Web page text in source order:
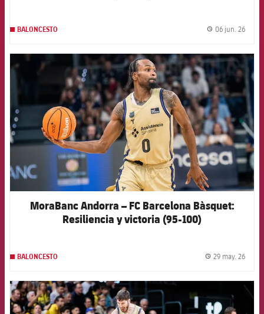
BALONCESTO 06 jun. 26
FCB Barcelona badge
MoraBanc Andorra – FC Barcelona Bàsquet:
Resiliencia y victoria (95-100)
BALONCESTO 29 may. 26
FCB Barcelona badge